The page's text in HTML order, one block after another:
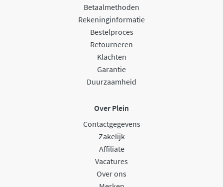
Betaalmethoden
Rekeninginformatie
Bestelproces
Retourneren
Klachten
Garantie
Duurzaamheid
Over Plein
Contactgegevens
Zakelijk
Affiliate
Vacatures
Over ons